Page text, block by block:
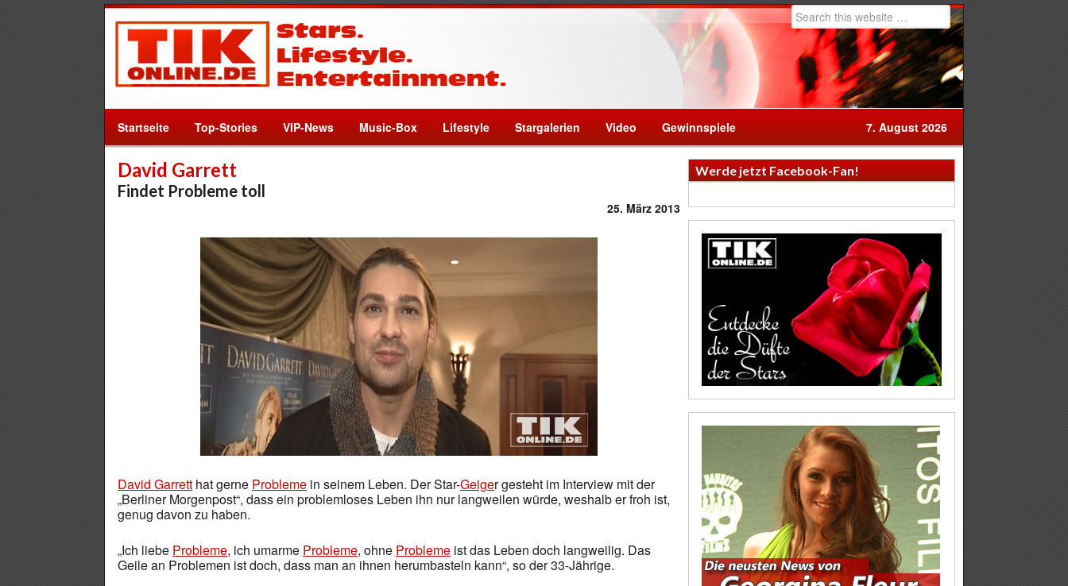
Startseite Top-Stories VIP-News Music-Box Lifestyle Stargalerien Video Gewinnspiele 7. August 2026
David Garrett
Findet Probleme toll
25. März 2013
David Garrett hat gerne Probleme in seinem Leben. Der Star-Geiger gesteht im Interview mit der
„Berliner Morgenpost“, dass ein problemloses Leben ihn nur langweilen würde, weshalb er froh ist,
genug davon zu haben.
„Ich liebe Probleme, ich umarme Probleme, ohne Probleme ist das Leben doch langweilig. Das
Geile an Problemen ist doch, dass man an ihnen herumbasteln kann“, so der 33-Jährige.
Werde jetzt Facebook-Fan!